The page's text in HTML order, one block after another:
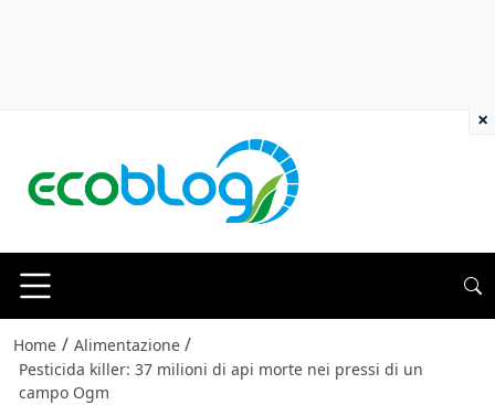
Home / Alimentazione /
Pesticida killer: 37 milioni di api morte nei pressi di un
campo Ogm
×